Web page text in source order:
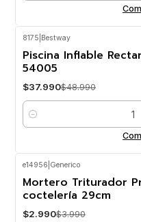
OFF
8175 Bestway
Piscina Inflable
54005
$37.990$48.990
Cantidad
e14956 Generico
Mortero Triturador
coctelería 29cm
$2.990$3.990